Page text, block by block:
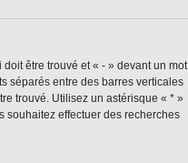
être trouvé et « - » devant un mot
séparés entre des barres verticales
trouvé. Utilisez un astérisque « * »
souhaitez effectuer des recherches